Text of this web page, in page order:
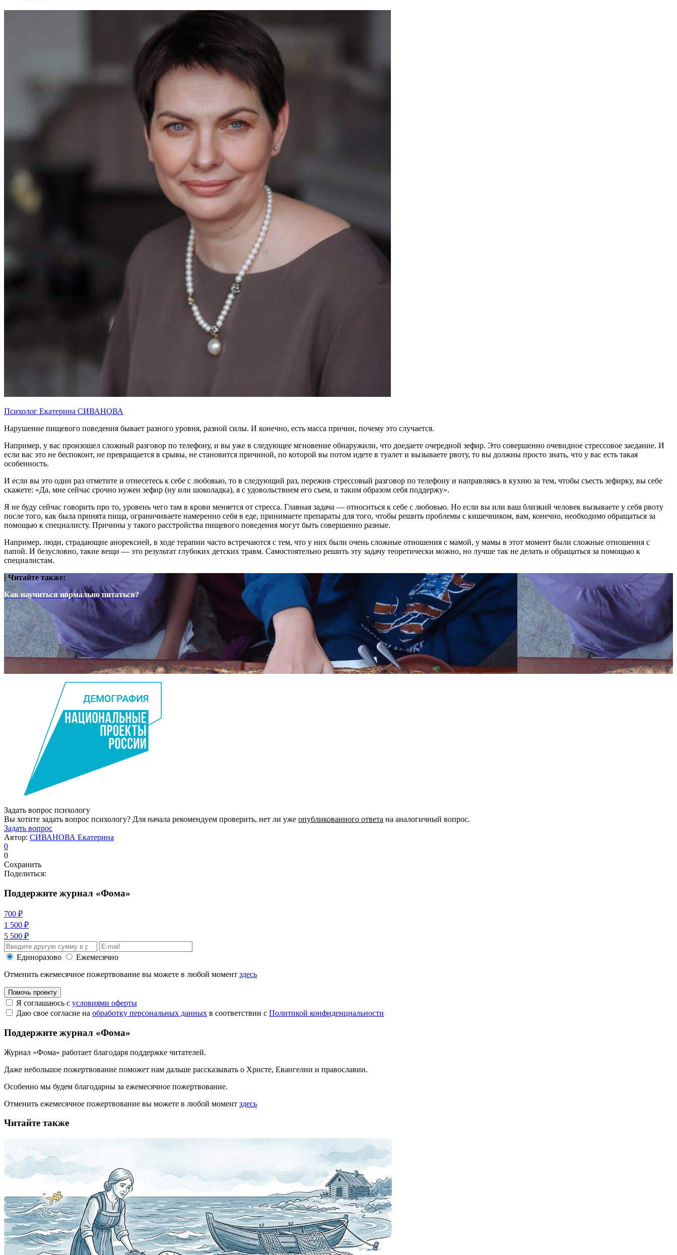
Психолог Екатерина СИВАНОВА
Нарушение пищевого поведения бывает разного уровня, разной силы. И конечно, есть масса причин, почему это случается.
Например, у вас произошел сложный разговор по телефону, и вы уже в следующее мгновение обнаружили, что доедаете очередной зефир. Это совершенно очевидное стрессовое заедание. И
если вас это не беспокоит, не превращается в срывы, не становится причиной, по которой вы потом идете в туалет и вызываете рвоту, то вы должны просто знать, что у вас есть такая
особенность.
И если вы это один раз отметите и отнесетесь к себе с любовью, то в следующий раз, пережив стрессовый разговор по телефону и направляясь в кухню за тем, чтобы съесть зефирку, вы себе
скажете: «Да, мне сейчас срочно нужен зефир (ну или шоколадка), я с удовольствием его съем, и таким образом себя поддержу».
Я не буду сейчас говорить про то, уровень чего там в крови меняется от стресса. Главная задача — относиться к себе с любовью. Но если вы или ваш близкий человек вызываете у себя рвоту
после того, как была принята пища, ограничиваете намеренно себя в еде, принимаете препараты для того, чтобы решить проблемы с кишечником, вам, конечно, необходимо обращаться за
помощью к специалисту. Причины у такого расстройства пищевого поведения могут быть совершенно разные.
Например, люди, страдающие анорексией, в ходе терапии часто встречаются с тем, что у них были очень сложные отношения с мамой, у мамы в этот момент были сложные отношения с
папой. И безусловно, такие вещи — это результат глубоких детских травм. Самостоятельно решить эту задачу теоретически можно, но лучше так не делать и обращаться за помощью к
специалистам.
| Читайте также:
Как научиться нормально питаться?
Задать вопрос психологу
Вы хотите задать вопрос психологу? Для начала рекомендуем проверить, нет ли уже опубликованного ответа на аналогичный вопрос.
Задать вопрос
Автор: СИВАНОВА Екатерина
0
0
Сохранить
Поделиться:
Поддержите журнал «Фома»
700 ₽
1 500 ₽
5 500 ₽
Единоразово
Ежемесячно
Отменить ежемесячное пожертвование вы можете в любой момент здесь
Помочь проекту
Я соглашаюсь с условиями оферты
Даю свое согласие на обработку персональных данных в соответствии с Политикой конфиденциальности
Поддержите журнал «Фома»
Журнал «Фома» работает благодаря поддержке читателей.
Даже небольшое пожертвование поможет нам дальше рассказывать о Христе, Евангелии и православии.
Особенно мы будем благодарны за ежемесячное пожертвование.
Отменить ежемесячное пожертвование вы можете в любой момент здесь
Читайте также